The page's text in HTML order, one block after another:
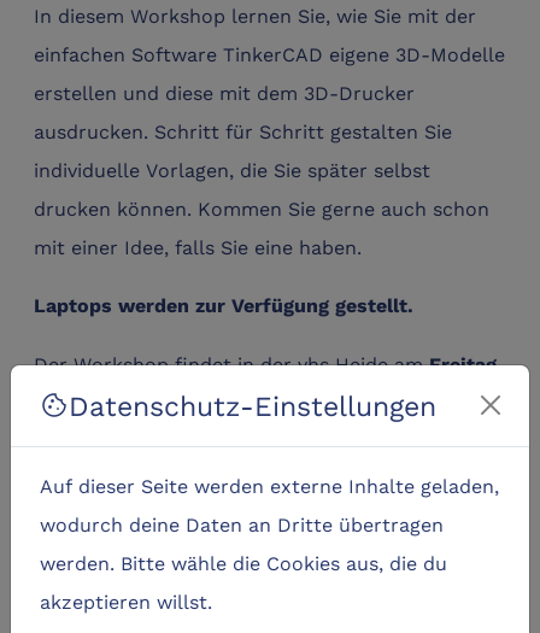
cookieDatenschutz-Einstellungen
Auf dieser Seite werden externe Inhalte geladen,
wodurch deine Daten an Dritte übertragen
werden. Bitte wähle die Cookies aus, die du
akzeptieren willst.
In diesem Workshop lernen Sie, wie Sie mit der
einfachen Software TinkerCAD eigene 3D-Modelle
erstellen und diese mit dem 3D-Drucker
ausdrucken. Schritt für Schritt gestalten Sie
individuelle Vorlagen, die Sie später selbst
drucken können. Kommen Sie gerne auch schon
mit einer Idee, falls Sie eine haben.
Laptops werden zur Verfügung gestellt.
Der Workshop findet in der vhs Heide amFreitag,
06.03.2026, in der Zeit von17:00 bis 19:15 Uhr
statt.
Anmeldungen gerne direkt unter diesem Link:
https://vhs.heide.de/programm/kursansicht/2110-
3d-druck-eigene-modelle-designen-476-c-
1949131.html